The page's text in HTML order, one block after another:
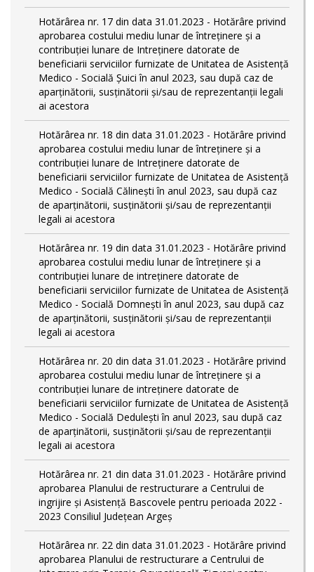
Hotărârea nr. 17 din data 31.01.2023 - Hotărâre privind
aprobarea costului mediu lunar de întreţinere şi a
contribuţiei lunare de Intreţinere datorate de
beneficiarii serviciilor furnizate de Unitatea de Asistenţă
Medico - Socială Şuici în anul 2023, sau după caz de
aparţinătorii, susţinătorii şi/sau de reprezentanţii legali
ai acestora
Hotărârea nr. 18 din data 31.01.2023 - Hotărâre privind
aprobarea costului mediu lunar de întreţinere şi a
contribuţiei lunare de Intreţinere datorate de
beneficiarii serviciilor furnizate de Unitatea de Asistenţă
Medico - Socială Călineşti în anul 2023, sau după caz
de aparţinătorii, susţinătorii şi/sau de reprezentanţii
legali ai acestora
Hotărârea nr. 19 din data 31.01.2023 - Hotărâre privind
aprobarea costului mediu lunar de întreţinere şi a
contribuţiei lunare de intreţinere datorate de
beneficiarii serviciilor furnizate de Unitatea de Asistenţă
Medico - Socială Domneşti în anul 2023, sau după caz
de aparţinătorii, susţinătorii şi/sau de reprezentanţii
legali ai acestora
Hotărârea nr. 20 din data 31.01.2023 - Hotărâre privind
aprobarea costului mediu lunar de întreţinere şi a
contribuţiei lunare de intreţinere datorate de
beneficiarii serviciilor furnizate de Unitatea de Asistenţă
Medico - Socială Deduleşti în anul 2023, sau după caz
de aparţinătorii, susţinătorii şi/sau de reprezentanţii
legali ai acestora
Hotărârea nr. 21 din data 31.01.2023 - Hotărâre privind
aprobarea Planului de restructurare a Centrului de
ingrijire şi Asistenţă Bascovele pentru perioada 2022 -
2023 Consiliul Judeţean Argeş
Hotărârea nr. 22 din data 31.01.2023 - Hotărâre privind
aprobarea Planului de restructurare a Centrului de